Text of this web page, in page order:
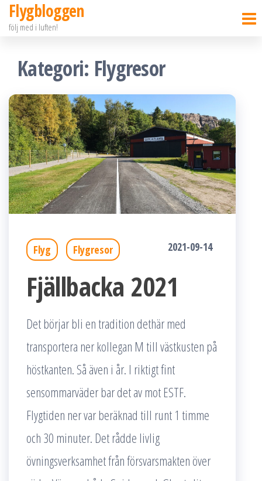
Hoppa
till
innehållet
Flygbloggen
följ med i luften!
Kategori: Flygresor
Flyg Flygresor 2021-09-14
Fjällbacka 2021
Det börjar bli en tradition dethär med
transportera ner kollegan M till västkusten på
höstkanten. Så även i år. I riktigt fint
sensommarväder bar det av mot ESTF.
Flygtiden ner var beräknad till runt 1 timme
och 30 minuter. Det rådde livlig
övningsverksamhet från försvarsmakten över